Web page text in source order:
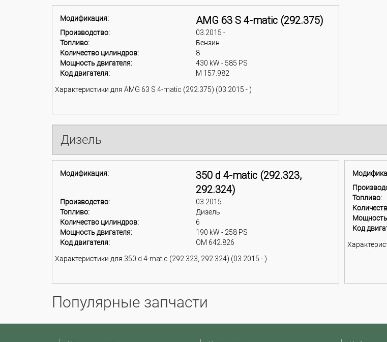
Модификация: AMG 63 S 4-matic (292.375)
Производство:
03.2015 -
Топливо:
Бензин
Количество цилиндров:
8
Мощность двигателя:
430 kW - 585 PS
Код двигателя:
M 157.982
Характеристики для AMG 63 S 4-matic (292.375) (03.2015 - )
Дизель
Модификация:
350 d 4-matic (292.323,
292.324)
Производство:
03.2015 -
Топливо:
Дизель
Количество цилиндров:
6
Мощность двигателя:
190 kW - 258 PS
Код двигателя:
OM 642.826
Характеристики для 350 d 4-matic (292.323, 292.324) (03.2015 - )
Топливо:
Мощность
Код
Популярные запчасти